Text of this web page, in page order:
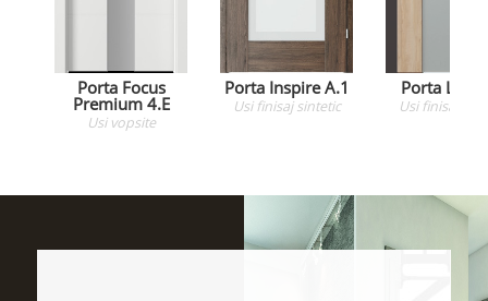
Porta Focus
Premium 4.E
Usi vopsite
Porta Inspire A.1
Usifinisaj sintetic
Porta Loft
Usifinisaj